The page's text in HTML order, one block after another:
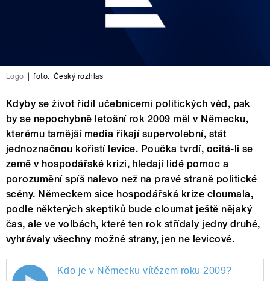
Logo foto: Český rozhlas
Kdyby se život řídil učebnicemi politických věd, pak
by se nepochybně letošní rok 2009 měl v Německu,
kterému tamější media říkají supervolební, stát
jednoznačnou kořistí levice. Poučka tvrdí, ocitá-li se
země v hospodářské krizi, hledají lidé pomoc a
porozumění spíš nalevo než na pravé straně politické
scény. Německem sice hospodářská krize cloumala,
podle některých skeptiků bude cloumat ještě nějaký
čas, ale ve volbách, které ten rok střídaly jedny druhé,
vyhrávaly všechny možné strany, jen ne levicové.
Kdo je v Německu vítězem roku 2009?